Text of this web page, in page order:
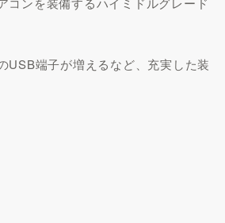
USB端子が増えるなど、充実した装